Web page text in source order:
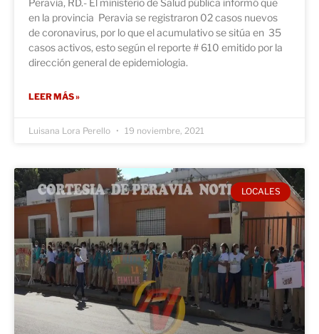
Peravia, RD.- El ministerio de Salud pública informó que
en la provincia Peravia se registraron 02 casos nuevos
de coronavirus, por lo que el acumulativo se sitúa en 35
casos activos, esto según el reporte # 610 emitido por la
dirección general de epidemiologia.
LEER MÁS »
Luisana Lora Perello 19 noviembre, 2021
LOCALES